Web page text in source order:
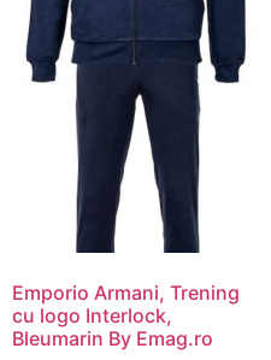
Emporio Armani, Trening
cu logo Interlock,
Bleumarin By Emag.ro